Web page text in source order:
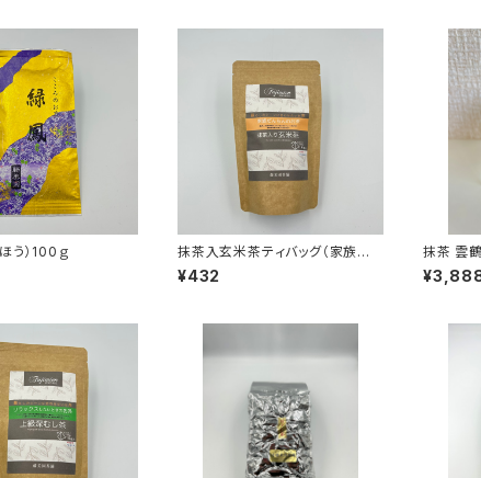
う）100ｇ
抹茶入玄米茶ティバッグ（家族だ
んらんのお茶）
¥432
抹茶 雲
CHA